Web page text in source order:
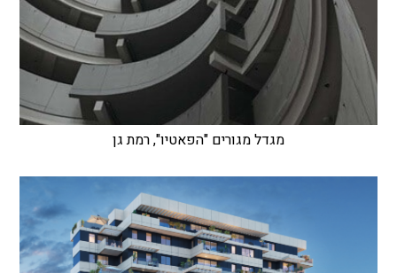
מגדל מגורים "הפאטיו", רמת גן